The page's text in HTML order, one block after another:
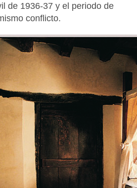
de 1936-37 y el periodo de
conflicto.